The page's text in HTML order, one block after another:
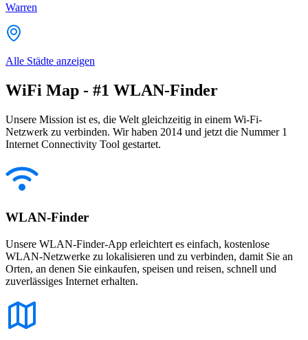
Warren
Alle Städte anzeigen
WiFi Map - #1 WLAN-Finder
Unsere Mission ist es, die Welt gleichzeitig in einem Wi-Fi-
Netzwerk zu verbinden. Wir haben 2014 und jetzt die Nummer 1
Internet Connectivity Tool gestartet.
WLAN-Finder
Unsere WLAN-Finder-App erleichtert es einfach, kostenlose
WLAN-Netzwerke zu lokalisieren und zu verbinden, damit Sie an
Orten, an denen Sie einkaufen, speisen und reisen, schnell und
zuverlässiges Internet erhalten.